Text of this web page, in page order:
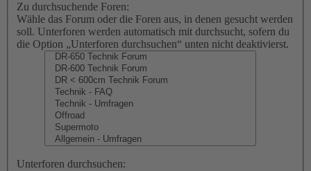
Zu durchsuchende Foren:
Wähle das Forum oder die Foren aus, in denen gesucht werden
soll. Unterforen werden automatisch mit durchsucht, sofern du
die Option „Unterforen durchsuchen“ unten nicht deaktivierst.
Unterforen durchsuchen: